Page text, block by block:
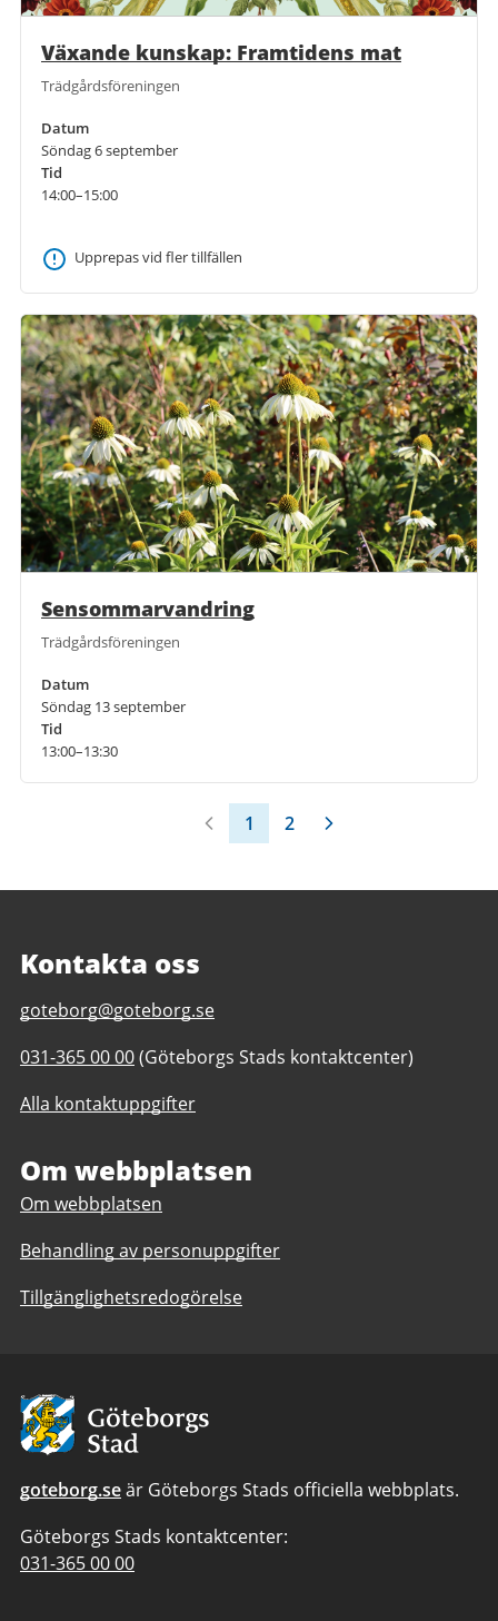
Växande kunskap: Framtidens mat
Trädgårdsföreningen
Datum
Söndag 6 september
Tid
14:00–15:00
Upprepas vid fler tillfällen
Sensommarvandring
Trädgårdsföreningen
Datum
Söndag 13 september
Tid
13:00–13:30
1 2
Kontakta oss
E-
till
Trädgårdsföreningen
goteborg@goteborg.se
Telefonnummer
Trädgårdsföreningen
031-365 00 00(Göteborgs Stads kontaktcenter)
Alla kontaktuppgifter
Om webbplatsen
Om webbplatsen
Behandling av personuppgifter
Tillgänglighetsredogörelse
Avsändare:
Göteborgs
Stad
goteborg.seär Göteborgs Stads officiella webbplats.
Göteborgs Stads kontaktcenter:
Telefonnummer
031-365 00 00